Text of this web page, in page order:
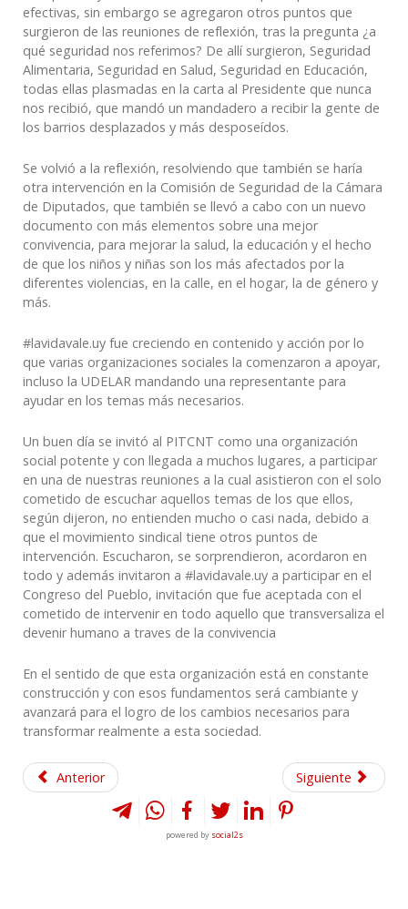
efectivas, sin embargo se agregaron otros puntos que
surgieron de las reuniones de reflexión, tras la pregunta ¿a
qué seguridad nos referimos? De allí surgieron, Seguridad
Alimentaria, Seguridad en Salud, Seguridad en Educación,
todas ellas plasmadas en la carta al Presidente que nunca
nos recibió, que mandó un mandadero a recibir la gente de
los barrios desplazados y más desposeídos.
Se volvió a la reflexión, resolviendo que también se haría
otra intervención en la Comisión de Seguridad de la Cámara
de Diputados, que también se llevó a cabo con un nuevo
documento con más elementos sobre una mejor
convivencia, para mejorar la salud, la educación y el hecho
de que los niños y niñas son los más afectados por la
diferentes violencias, en la calle, en el hogar, la de género y
más.
#lavidavale.uy fue creciendo en contenido y acción por lo
que varias organizaciones sociales la comenzaron a apoyar,
incluso la UDELAR mandando una representante para
ayudar en los temas más necesarios.
Un buen día se invitó al PITCNT como una organización
social potente y con llegada a muchos lugares, a participar
en una de nuestras reuniones a la cual asistieron con el solo
cometido de escuchar aquellos temas de los que ellos,
según dijeron, no entienden mucho o casi nada, debido a
que el movimiento sindical tiene otros puntos de
intervención. Escucharon, se sorprendieron, acordaron en
todo y además invitaron a #lavidavale.uy a participar en el
Congreso del Pueblo, invitación que fue aceptada con el
cometido de intervenir en todo aquello que transversaliza el
devenir humano a traves de la convivencia
En el sentido de que esta organización está en constante
construcción y con esos fundamentos será cambiante y
avanzará para el logro de los cambios necesarios para
transformar realmente a esta sociedad.
Anterior Siguiente
powered by social2s